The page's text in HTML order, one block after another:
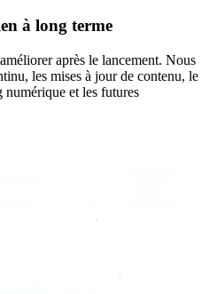
à long terme
après le lancement. Nous
les mises à jour de contenu, le
et les futures